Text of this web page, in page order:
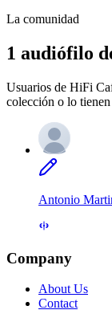
La comunidad
1 audiófilo
Usuarios de HiFi
colección o lo tienen
Antonio
Company
About Us
Contact